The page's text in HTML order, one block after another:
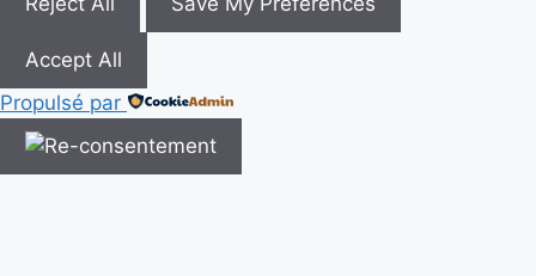
Accept All
Propulsé par